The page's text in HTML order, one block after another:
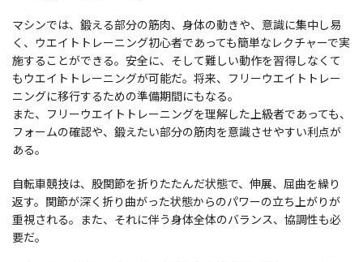
マシンでは、鍛える部分の筋肉、身体の動きや、意識に集中し易
く、ウエイトトレーニング初心者であっても簡単なレクチャーで実
施することができる。安全に、そして難しい動作を習得しなくて
もウエイトトレーニングが可能だ。将来、フリーウエイトトレー
ニングに移行するための準備期間にもなる。
また、フリーウエイトトレーニングを理解した上級者であっても、
フォームの確認や、鍛えたい部分の筋肉を意識させやすい利点が
ある。
自転車競技は、股関節を折りたたんだ状態で、伸展、屈曲を繰り
返す。関節が深く折り曲がった状態からのパワーの立ち上がりが
重視される。また、それに伴う身体全体のバランス、協調性も必
要だ。